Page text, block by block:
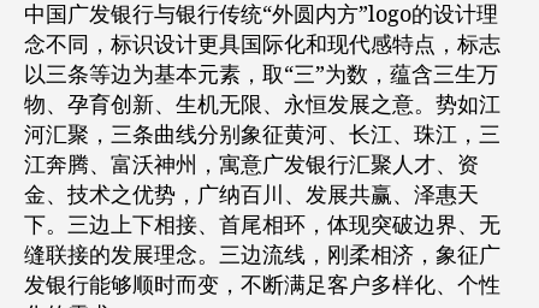
中国广发银行与银行传统“外圆内方”logo的设计理
念不同，标识设计更具国际化和现代感特点，标志
以三条等边为基本元素，取“三”为数，蕴含三生万
物、孕育创新、生机无限、永恒发展之意。势如江
河汇聚，三条曲线分别象征黄河、长江、珠江，三
江奔腾、富沃神州，寓意广发银行汇聚人才、资
金、技术之优势，广纳百川、发展共赢、泽惠天
下。三边上下相接、首尾相环，体现突破边界、无
缝联接的发展理念。三边流线，刚柔相济，象征广
发银行能够顺时而变，不断满足客户多样化、个性